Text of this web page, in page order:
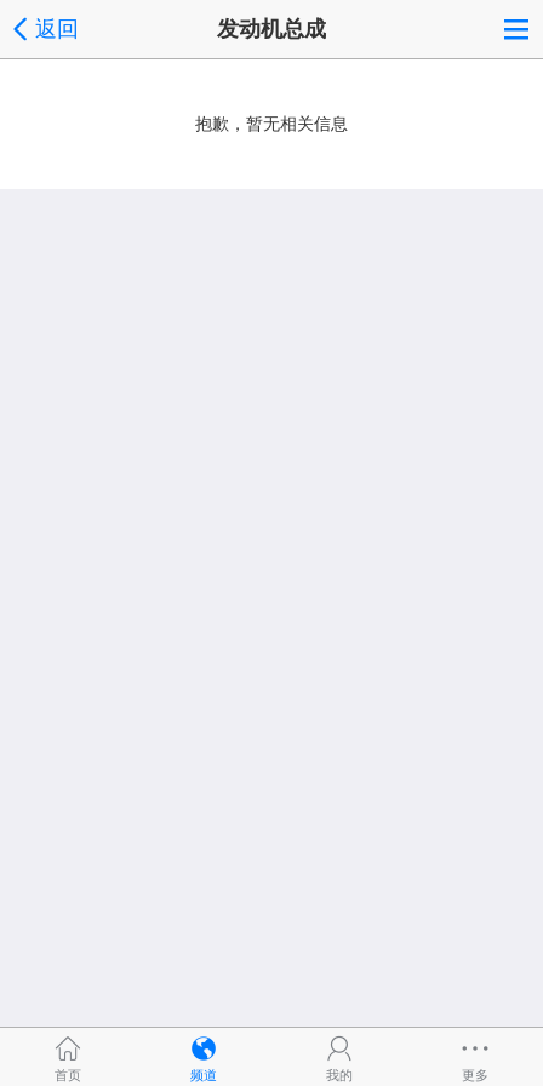
返回 发动机总成
抱歉，暂无相关信息
首页 频道 我的 更多